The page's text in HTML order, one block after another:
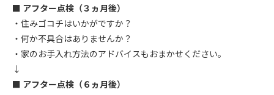
■ アフター点検（３ヵ月後）
・住みゴコチはいかがですか？
・何か不具合はありませんか？
・家のお手入れ方法のアドバイスもおまかせください。
↓
■ アフター点検（６ヵ月後）